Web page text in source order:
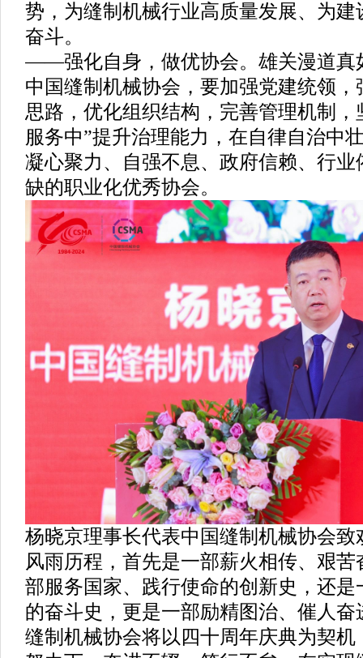
势，为缝制机械行业高质量发展、为
奋斗。
——强化自身，做优协会。雄关漫道真
中国缝制机械协会，要加强党建统领
思路，优化组织结构，完善管理机制
服务中”提升治理能力，在自律自治中
凝心聚力、自强不息、政府信赖、行
缺的职业化优秀协会。
杨晓京理事长代表中国缝制机械协会
风雨历程，首先是一部薪火相传、艰
部服务国家、践行使命的创新史，还
的奋斗史，更是一部励精图治、催人
缝制机械协会将以四十周年庆典为契